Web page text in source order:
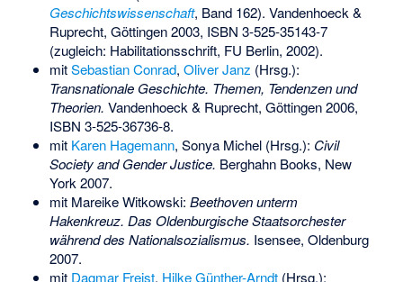
Geschichtswissenschaft, Band 162). Vandenhoeck &
Ruprecht, Göttingen 2003, ISBN 3-525-35143-7
(zugleich: Habilitationsschrift, FU Berlin, 2002).
mitSebastian Conrad, Oliver Janz (Hrsg.):
Transnationale Geschichte. Themen, Tendenzen und
Theorien. Vandenhoeck & Ruprecht, Göttingen 2006,
ISBN 3-525-36736-8.
mit Karen Hagemann, Sonya Michel (Hrsg.): Civil
Society and Gender Justice. Berghahn Books, New
York 2007.
mit Mareike Witkowski: Beethoven unterm
Hakenkreuz. Das Oldenburgische Staatsorchester
während des Nationalsozialismus. Isensee, Oldenburg
2007.
mit Dagmar Freist, Hilke Günther-Arndt(Hrsg.):